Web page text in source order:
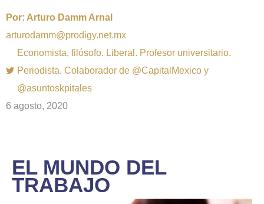
Por: Arturo Damm Arnal
arturodamm@prodigy.net.mx
Economista, filósofo. Liberal. Profesor universitario.
Periodista. Colaborador de @CapitalMexico y
@asuntoskpitales
6 agosto, 2020
EL MUNDO DEL
TRABAJO